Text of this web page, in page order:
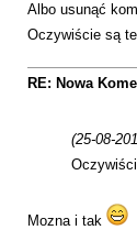
Albo usunąć
Oczywiście są
RE: Nowa
(25-08-
Mozna i tak